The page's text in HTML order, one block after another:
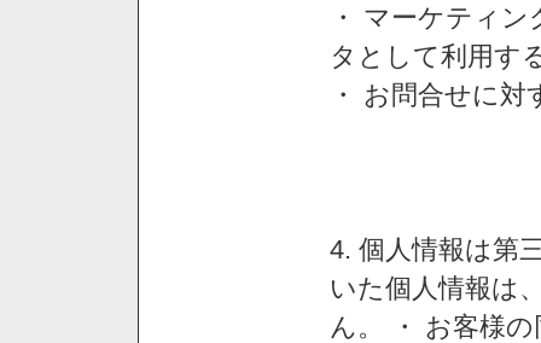
・ マーケティ
タとして利用す
・ お問合せに
4. 個人情報は第
いた個人情報は
ん。 ・ お客様